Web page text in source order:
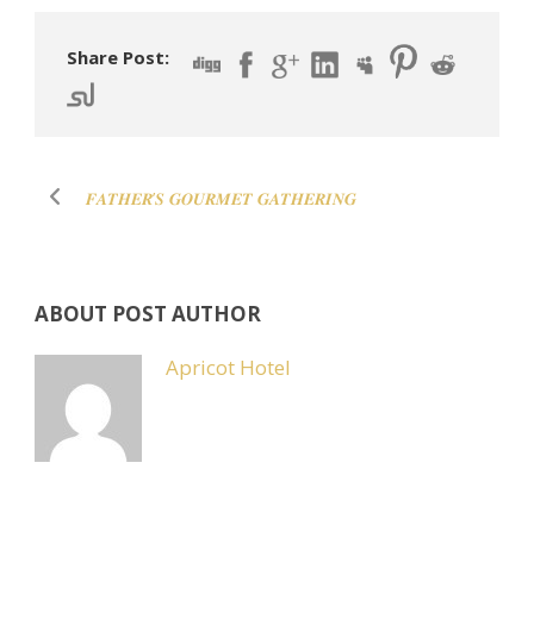
Share Post:
𝑭𝑨𝑻𝑯𝑬𝑹’𝑺 𝑮𝑶𝑼𝑹𝑴𝑬𝑻 𝑮𝑨𝑻𝑯𝑬𝑹𝑰𝑵𝑮
ABOUT POST AUTHOR
Apricot Hotel